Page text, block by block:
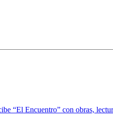
“El Encuentro” con obras,